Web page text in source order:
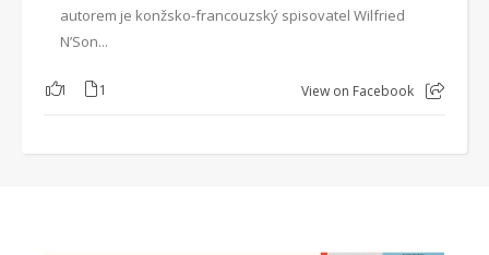
autorem je konžsko-francouzský spisovatel Wilfried
N’Son...
1 1 View on Facebook